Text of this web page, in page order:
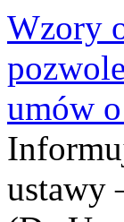
Wzory
umów
ustawy